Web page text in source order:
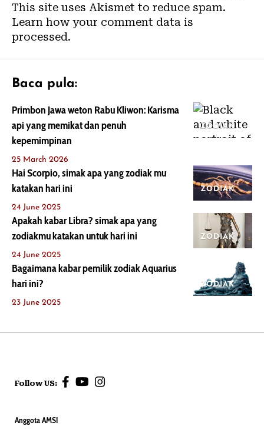
This site uses Akismet to reduce spam.
Learn how your comment data is
processed.
Baca pula:
ZODIAK
Primbon Jawa weton Rabu Kliwon: Karisma
api yang memikat dan penuh
kepemimpinan
25 March 2026
ZODIAK
Hai Scorpio, simak apa yang zodiak mu
katakan hari ini
24 June 2025
ZODIAK
Apakah kabar Libra? simak apa yang
zodiakmu katakan untuk hari ini
24 June 2025
ZODIAK
Bagaimana kabar pemilik zodiak Aquarius
hari ini?
23 June 2025
Follow US:
Anggota AMSI